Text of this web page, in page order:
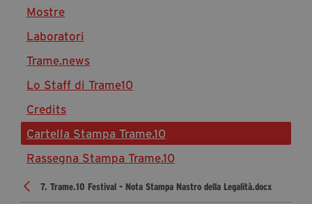
Cartella Stampa
Rassegna Stampa
Partecipa
Diventa Partner
Sostienici
Fondazione Trame
7. Trame.10 Festival - Nota Stampa Nastro della Legalità.docx
Mostre
Laboratori
Trame.news
Lo Staff di Trame10
Credits
Cartella Stampa Trame.10
Rassegna Stampa Trame.10